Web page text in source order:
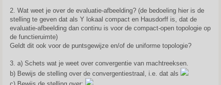
2. Wat weet je over de evaluatie-afbeelding? (de bedoeling hier is de
stelling te geven dat als Y lokaal compact en Hausdorff is, dat de
evaluatie-afbeelding dan continu is voor de compact-open topologie op
de functieruimte)
Geldt dit ook voor de puntsgewijze en/of de uniforme topologie?
3. a) Schets wat je weet over convergentie van machtreeksen.
b) Bewijs de stelling over de convergentiestraal, i.e. dat als